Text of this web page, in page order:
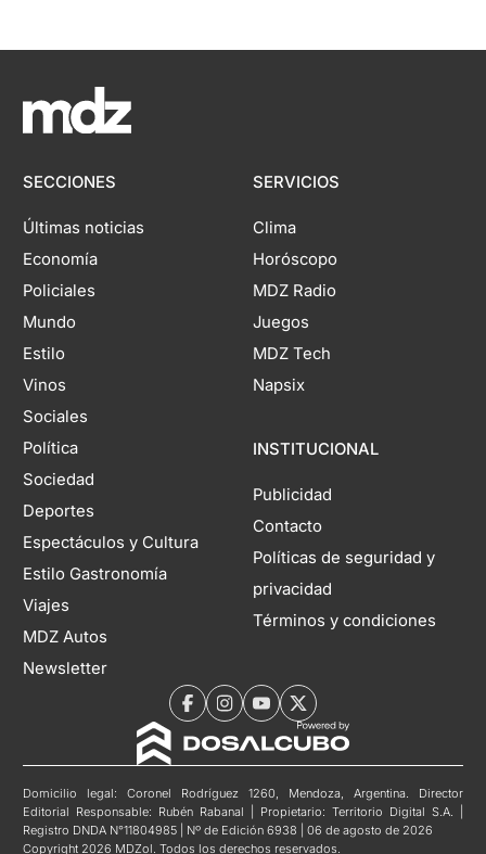
SECCIONES
Últimas noticias
Economía
Policiales
Mundo
Estilo
Vinos
Sociales
Política
Sociedad
Deportes
Espectáculos y Cultura
Estilo Gastronomía
Viajes
MDZ Autos
Newsletter
SERVICIOS
Clima
Horóscopo
MDZ Radio
Juegos
MDZ Tech
Napsix
INSTITUCIONAL
Publicidad
Contacto
Políticas de seguridad y
privacidad
Términos y condiciones
Domicilio legal: Coronel Rodríguez 1260, Mendoza, Argentina. Director
Editorial Responsable: Rubén Rabanal | Propietario: Territorio Digital S.A. |
Registro DNDA N°11804985 | Nº de Edición 6938 | 06 de agosto de 2026
Copyright 2026 MDZol. Todos los derechos reservados.